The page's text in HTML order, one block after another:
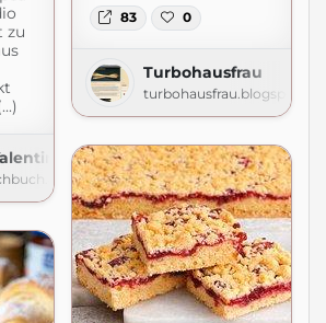
zu
Kochbuch.de
83 0
Turbohausfrau
turbohausfrau.blogspot.com